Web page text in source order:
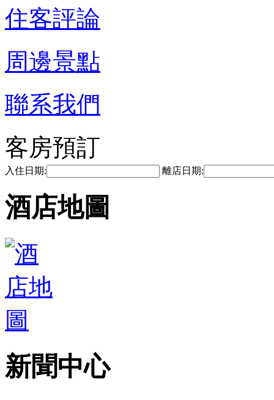
住客評論
周邊景點
聯系我們
客房預訂
入住日期: 離店日期:
酒店地圖
新聞中心